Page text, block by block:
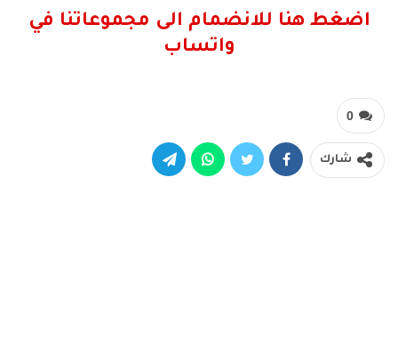
اضغط هنا للانضمام الى مجموعاتنا في
واتساب
0
شارك